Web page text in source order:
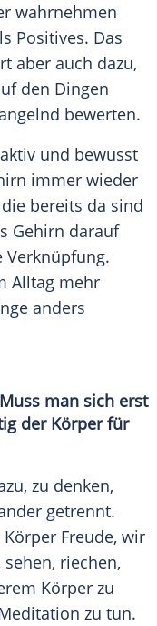
wahrnehmen
Positives. Das
aber auch dazu,
den Dingen
bewerten.
und bewusst
immer wieder
bereits da sind
Gehirn darauf
Verknüpfung.
Alltag mehr
anders
man sich erst
der Körper für
zu denken,
getrennt.
Freude, wir
riechen,
Körper zu
zu tun.